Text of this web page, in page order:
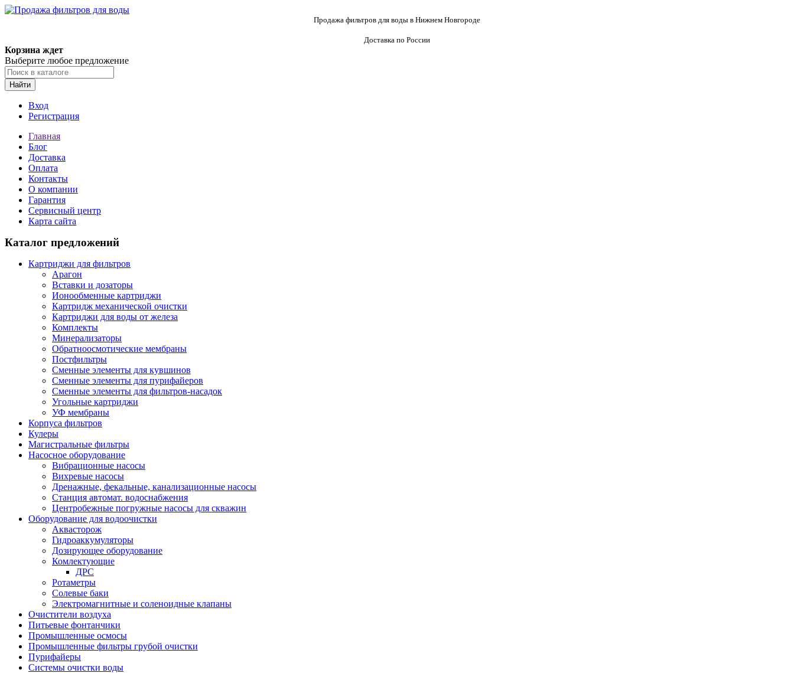
Продажа фильтров для воды в Нижнем Новгороде
Доставка по России
Корзина ждет
Выберите любое предложение
Найти
Вход
Регистрация
Главная
Блог
Доставка
Оплата
Контакты
О компании
Гарантия
Сервисный центр
Карта сайта
Каталог предложений
Картриджи для фильтров
Арагон
Вставки и дозаторы
Ионообменные картриджи
Картридж механической очистки
Картриджи для воды от железа
Комплекты
Минерализаторы
Обратноосмотические мембраны
Постфильтры
Сменные элементы для кувшинов
Сменные элементы для пурифайеров
Сменные элементы для фильтров-насадок
Угольные картриджи
УФ мембраны
Корпуса фильтров
Кулеры
Магистральные фильтры
Насосное оборудование
Вибрационные насосы
Вихревые насосы
Дренажные, фекальные, канализационные насосы
Станция автомат. водоснабжения
Центробежные погружные насосы для скважин
Оборудование для водоочистки
Аквасторож
Гидроаккумуляторы
Дозирующее оборудование
Комлектующие
ДРС
Ротаметры
Солевые баки
Электромагнитные и соленоидные клапаны
Очистители воздуха
Питьевые фонтанчики
Промышленные осмосы
Промышленные фильтры грубой очистки
Пурифайеры
Системы очистки воды